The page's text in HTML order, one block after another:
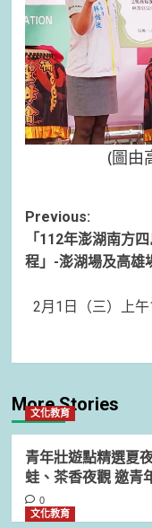
(圖由
Post
navigation
Previous:
「112年澎湖南方
程」-澎湖場及高雄
2月1日（三）上
More Stories
文化教育
青年壯遊點精選夏
蛙、茶香夜觀 邀青
0
文化教育